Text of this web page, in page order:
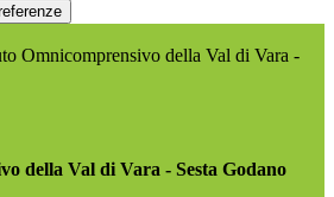
Omnicomprensivo della Val di Vara -
della Val di Vara - Sesta Godano